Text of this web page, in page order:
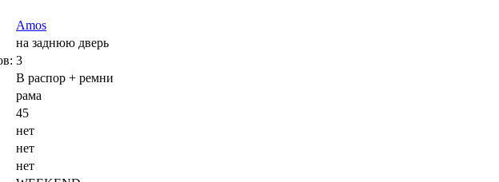
Amos
на заднюю дверь
3
В распор + ремни
рама
45
нет
нет
нет